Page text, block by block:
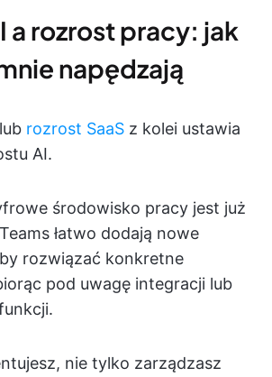
a rozrost pracy: jak
napędzają
rozrost SaaS z kolei ustawia
AI.
środowisko pracy jest już
łatwo dodają nowe
rozwiązać konkretne
pod uwagę integracji lub
nie tylko zarządzasz